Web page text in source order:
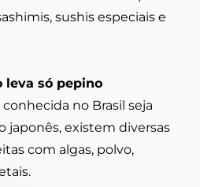
sushis especiais e
leva só pepino
no Brasil seja
japonês, existem diversas
com algas, polvo,